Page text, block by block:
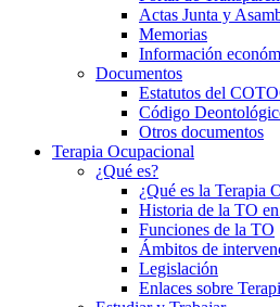
Actas Junta y
Memorias
Información
Documentos
Estatutos del
Código
Otros documentos
Terapia Ocupacional
¿Qué es?
¿Qué es la Terapia
Historia de la TO
Funciones de la TO
Ámbitos de
Legislación
Enlaces sobre